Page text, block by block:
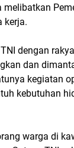
melibatkan
kerja.
dengan
dan
kegiatan
kebutuhan
warga di